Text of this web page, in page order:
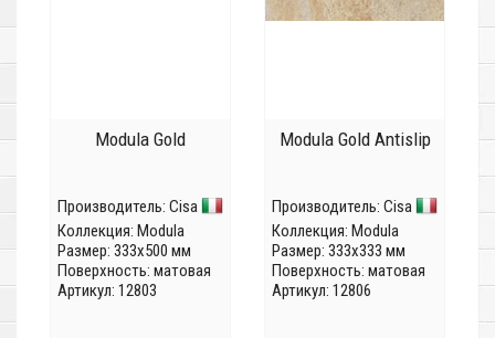
Modula Gold
Производитель: Cisa
Коллекция: Modula
Размер: 333x500 мм
Поверхность: матовая
Артикул: 12803
Modula Gold Antislip
Производитель: Cisa
Коллекция: Modula
Размер: 333x333 мм
Поверхность: матовая
Артикул: 12806